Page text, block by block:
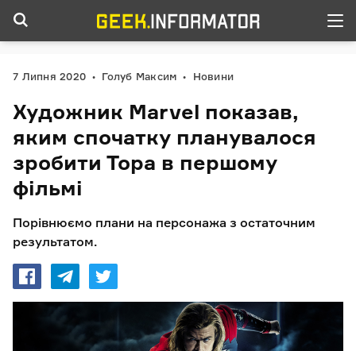
7 Липня 2020 Голуб Максим Новини
Художник Marvel показав,
яким спочатку планувалося
зробити Тора в першому
фільмі
Порівнюємо плани на персонажа з остаточним
результатом.